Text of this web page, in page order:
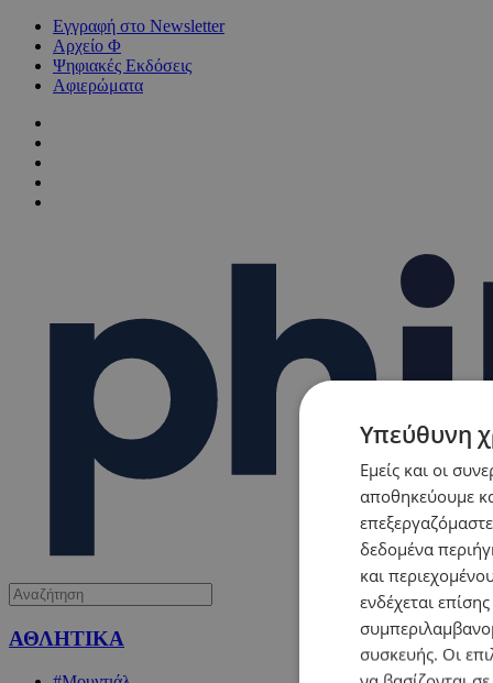
Εγγραφή στο Newsletter
Αρχείο Φ
Ψηφιακές Εκδόσεις
Αφιερώματα
ΑΘΛΗΤΙΚΑ
Υπεύθυνη
Εμείς και οι
αποθηκεύουμε
δεδομένα
και
ενδέχεται
συσκευής. Οι